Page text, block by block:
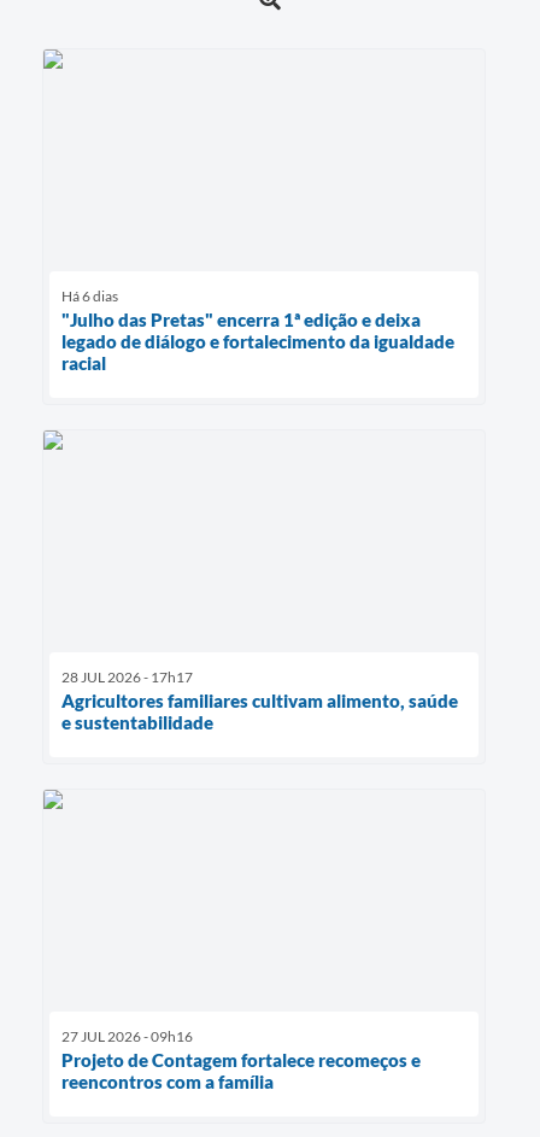
Há 6 dias
"Julho das Pretas" encerra 1ª edição e deixa
legado de diálogo e fortalecimento da igualdade
racial
28 JUL 2026 - 17h17
Agricultores familiares cultivam alimento, saúde
e sustentabilidade
27 JUL 2026 - 09h16
Projeto de Contagem fortalece recomeços e
reencontros com a família